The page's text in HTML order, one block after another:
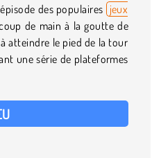
des populaires jeux
de main à la goutte de
atteindre le pied de la tour
une série de plateformes